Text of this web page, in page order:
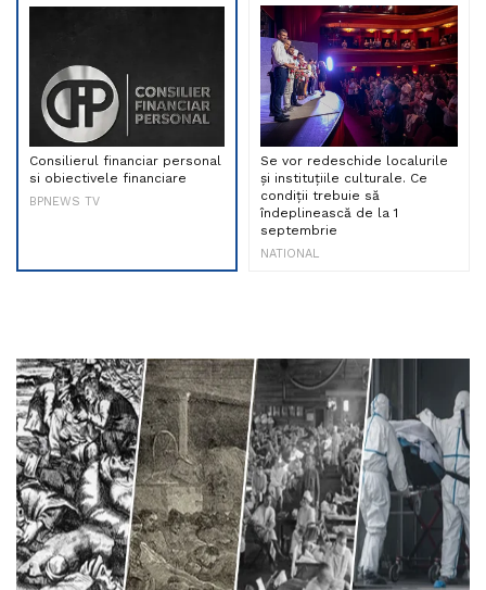
Consilierul financiar personal
si obiectivele financiare
BPNEWS TV
Se vor redeschide localurile
și instituțiile culturale. Ce
condiții trebuie să
îndeplinească de la 1
septembrie
NATIONAL